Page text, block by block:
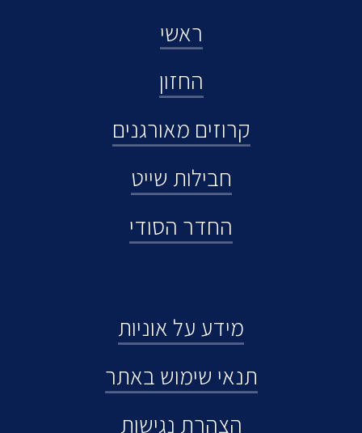
ראשי
החזון
קרוזים מאורגנים
חבילות שייט
החדר הסודי
מידע על אוניות
תנאי שימוש באתר
הצהרת נגישות